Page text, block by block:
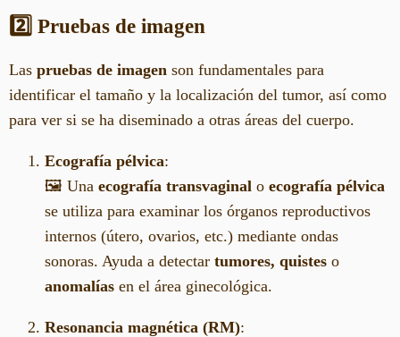
2️⃣ Pruebas de imagen
Las pruebas de imagen son fundamentales para
identificar el tamaño y la localización del tumor, así como
para ver si se ha diseminado a otras áreas del cuerpo.
Ecografía pélvica:
🖼️ Una ecografía transvaginal o ecografía pélvica
se utiliza para examinar los órganos reproductivos
internos (útero, ovarios, etc.) mediante ondas
sonoras. Ayuda a detectar tumores, quistes o
anomalías en el área ginecológica.
Resonancia magnética (RM):